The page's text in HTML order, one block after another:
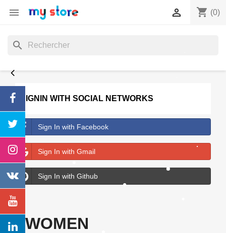
 shopping_cart (0)

search
SIGNIN WITH SOCIAL NETWORKS
Sign In with Facebook
Sign In with Gmail
Sign In with Github
WOMEN